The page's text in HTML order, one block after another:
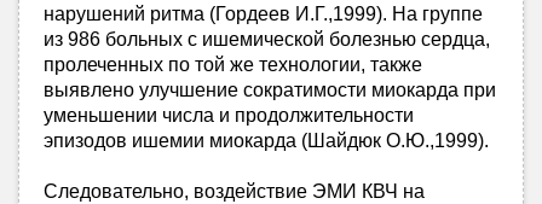
нарушений ритма (Гордеев И.Г.,1999). На группе
из 986 больных с ишемической болезнью сердца,
пролеченных по той же технологии, также
выявлено улучшение сократимости миокарда при
уменьшении числа и продолжительности
эпизодов ишемии миокарда (Шайдюк О.Ю.,1999).
Следовательно, воздействие ЭМИ КВЧ на